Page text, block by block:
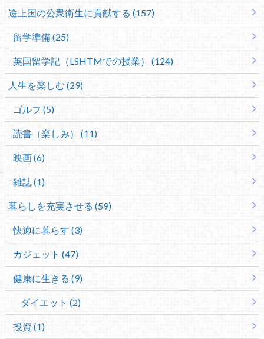
途上国の公衆衛生に貢献する (157)
留学準備 (25)
英国留学記（LSHTMでの授業） (124)
人生を楽しむ (29)
ゴルフ (5)
読書（楽しみ） (11)
映画 (6)
雑誌 (1)
暮らしを充実させる (59)
快適に暮らす (3)
ガジェット (47)
健康に生きる (9)
ダイエット (2)
投資 (1)